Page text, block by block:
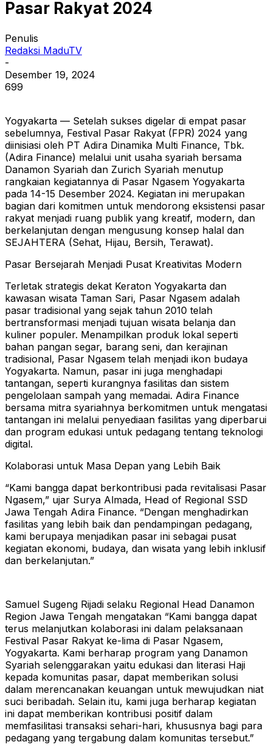
Pasar Rakyat 2024
Penulis
Redaksi MaduTV
-
Desember 19, 2024
699
Yogyakarta — Setelah sukses digelar di empat pasar
sebelumnya, Festival Pasar Rakyat (FPR) 2024 yang
diinisiasi oleh PT Adira Dinamika Multi Finance, Tbk.
(Adira Finance) melalui unit usaha syariah bersama
Danamon Syariah dan Zurich Syariah menutup
rangkaian kegiatannya di Pasar Ngasem Yogyakarta
pada 14-15 Desember 2024. Kegiatan ini merupakan
bagian dari komitmen untuk mendorong eksistensi pasar
rakyat menjadi ruang publik yang kreatif, modern, dan
berkelanjutan dengan mengusung konsep halal dan
SEJAHTERA (Sehat, Hijau, Bersih, Terawat).
Pasar Bersejarah Menjadi Pusat Kreativitas Modern
Terletak strategis dekat Keraton Yogyakarta dan
kawasan wisata Taman Sari, Pasar Ngasem adalah
pasar tradisional yang sejak tahun 2010 telah
bertransformasi menjadi tujuan wisata belanja dan
kuliner populer. Menampilkan produk lokal seperti
bahan pangan segar, barang seni, dan kerajinan
tradisional, Pasar Ngasem telah menjadi ikon budaya
Yogyakarta. Namun, pasar ini juga menghadapi
tantangan, seperti kurangnya fasilitas dan sistem
pengelolaan sampah yang memadai. Adira Finance
bersama mitra syariahnya berkomitmen untuk mengatasi
tantangan ini melalui penyediaan fasilitas yang diperbarui
dan program edukasi untuk pedagang tentang teknologi
digital.
Kolaborasi untuk Masa Depan yang Lebih Baik
“Kami bangga dapat berkontribusi pada revitalisasi Pasar
Ngasem,” ujar Surya Almada, Head of Regional SSD
Jawa Tengah Adira Finance. “Dengan menghadirkan
fasilitas yang lebih baik dan pendampingan pedagang,
kami berupaya menjadikan pasar ini sebagai pusat
kegiatan ekonomi, budaya, dan wisata yang lebih inklusif
dan berkelanjutan.”
Samuel Sugeng Rijadi selaku Regional Head Danamon
Region Jawa Tengah mengatakan “Kami bangga dapat
terus melanjutkan kolaborasi ini dalam pelaksanaan
Festival Pasar Rakyat ke-lima di Pasar Ngasem,
Yogyakarta. Kami berharap program yang Danamon
Syariah selenggarakan yaitu edukasi dan literasi Haji
kepada komunitas pasar, dapat memberikan solusi
dalam merencanakan keuangan untuk mewujudkan niat
suci beribadah. Selain itu, kami juga berharap kegiatan
ini dapat memberikan kontribusi positif dalam
memfasilitasi transaksi sehari-hari, khususnya bagi para
pedagang yang tergabung dalam komunitas tersebut.”